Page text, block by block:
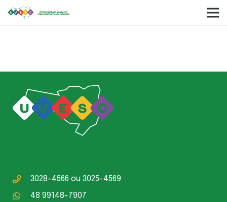
3028-4566 ou 3025-4569
48 99148-7907